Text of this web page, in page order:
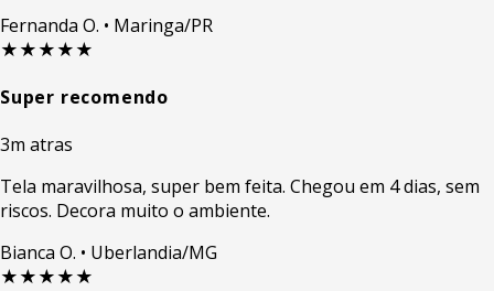
Fernanda O. • Maringa/PR
★★★★★
Super recomendo
3m atras
Tela maravilhosa, super bem feita. Chegou em 4 dias, sem
riscos. Decora muito o ambiente.
Bianca O. • Uberlandia/MG
★★★★★